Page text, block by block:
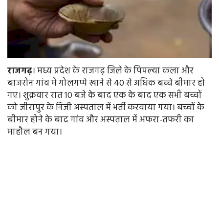
राजगढ़। मध्य प्रदेश के राजगढ़ जिले के पिपल्या कला और
बाजरोन गांव में गोलगप्पे खाने से 40 से अधिक बच्चे बीमार हो
गए। शुक्रवार रात 10 बजे के बाद एक के बाद एक सभी बच्चों
को जीरापुर के निजी अस्पताल में भर्ती करवाया गया। बच्चों के
बीमार होने के बाद गांव और अस्पताल में अफरा-तफरी का
माहौल बन गया।